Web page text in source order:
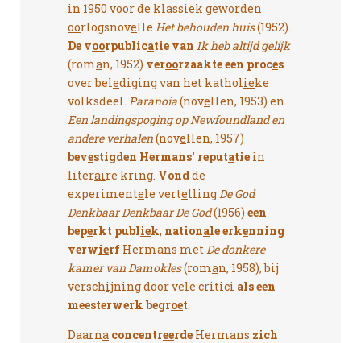
in 1950 voor de klassiek geworden
oorlogsnovelle Het behouden huis(1952).
De voorpublicatie van Ik heb altijd gelijk
(roman, 1952) veroorzaakte een proces
over belediging van het katholieke
volksdeel. Paranoia(novellen, 1953) en
Een landingspoging op Newfoundland en
andere verhalen(novellen, 1957)
bevestigden Hermans' reputatie in
literaire kring. Vondde
experimentele vertellingDe God
Denkbaar Denkbaar De God(1956) een
beperkt publiek, nationale erkenning
verwierf Hermans metDe donkere
kamer van Damokles(roman, 1958), bij
verschijning door vele critici als een
meesterwerk begroet.
Daarna concentreerde Hermans zich